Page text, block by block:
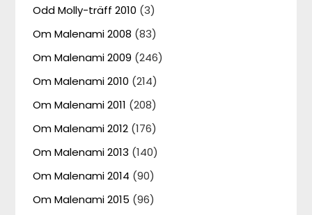
Odd Molly-träff 2010 (3)
Om Malenami 2008 (83)
Om Malenami 2009 (246)
Om Malenami 2010 (214)
Om Malenami 2011 (208)
Om Malenami 2012 (176)
Om Malenami 2013 (140)
Om Malenami 2014 (90)
Om Malenami 2015 (96)